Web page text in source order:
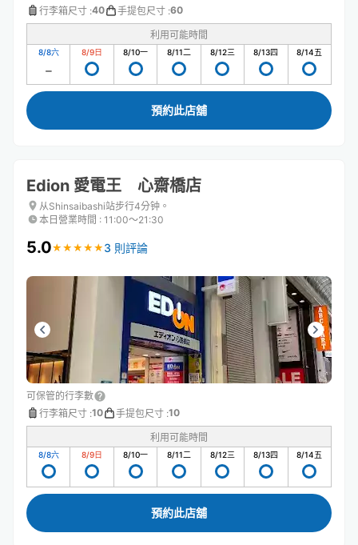
行李箱尺寸 :40 手提包尺寸 :60
利用可能時間
8/8六 8/9日 8/10一 8/11二 8/12三 8/13四 8/14五
預約此店舖
Edion 愛電王 心齋橋店
从Shinsaibashi站步行4分钟。
本日營業時間 : 11:00〜21:30
5.0★ ★ ★ ★ ★
★ ★ ★ ★ ★ 3 則評論
可保管的行李數
行李箱尺寸 :10 手提包尺寸 :10
利用可能時間
8/8六 8/9日 8/10一 8/11二 8/12三 8/13四 8/14五
預約此店舖